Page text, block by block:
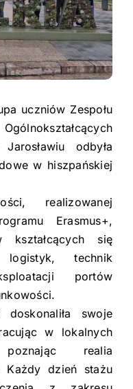
uczniów Zespołu
odbyła
w hiszpańskiej
realizowanej
Erasmus+,
kształcących się
technik
portów
swoje
w lokalnych
realia
Każdy dzień stażu